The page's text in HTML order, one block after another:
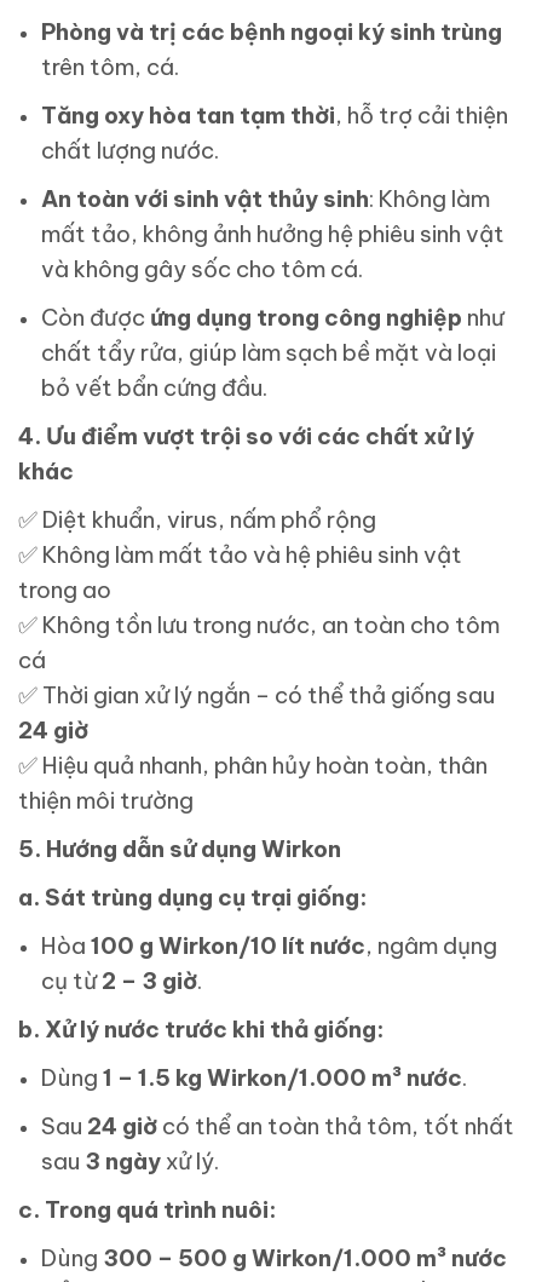
Phòng và trị các bệnh ngoại ký sinh trùng
trên tôm, cá.
Tăng oxy hòa tan tạm thời, hỗ trợ cải thiện
chất lượng nước.
An toàn với sinh vật thủy sinh: Không làm
mất tảo, không ảnh hưởng hệ phiêu sinh vật
và không gây sốc cho tôm cá.
Còn được ứng dụng trong công nghiệp như
chất tẩy rửa, giúp làm sạch bề mặt và loại
bỏ vết bẩn cứng đầu.
4. Ưu điểm vượt trội so với các chất xử lý
khác
✅ Diệt khuẩn, virus, nấm phổ rộng
✅ Không làm mất tảo và hệ phiêu sinh vật
trong ao
✅ Không tồn lưu trong nước, an toàn cho tôm
cá
✅ Thời gian xử lý ngắn – có thể thả giống sau
24 giờ
✅ Hiệu quả nhanh, phân hủy hoàn toàn, thân
thiện môi trường
5. Hướng dẫn sử dụng Wirkon
a. Sát trùng dụng cụ trại giống:
Hòa100 g Wirkon/10 lít nước, ngâm dụng
cụ từ2 – 3 giờ.
b. Xử lý nước trước khi thả giống:
Dùng1 – 1.5 kg Wirkon/1.000 m³ nước.
Sau 24 giờ có thể an toàn thả tôm, tốt nhất
sau 3 ngày xử lý.
c. Trong quá trình nuôi:
Dùng 300 – 500 g Wirkon/1.000 m³ nước